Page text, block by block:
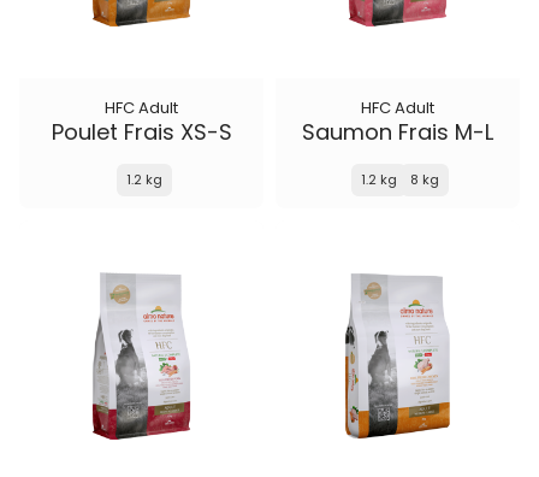
HFC Adult
Poulet Frais XS-S
1.2 kg
HFC Adult
Saumon Frais M-L
1.2 kg 8 kg